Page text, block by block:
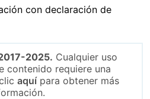
con declaración de
2025. Cualquier uso
contenido requiere una
aquípara obtener más